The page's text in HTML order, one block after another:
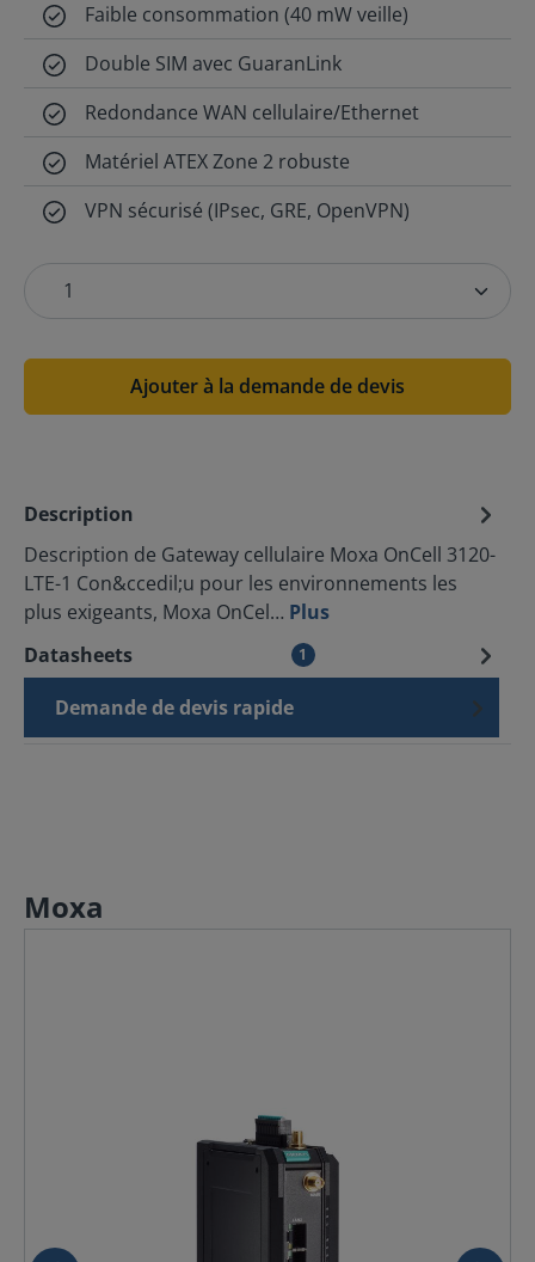
Faible consommation (40 mW veille)
Double SIM avec GuaranLink
Redondance WAN cellulaire/Ethernet
Matériel ATEX Zone 2 robuste
VPN sécurisé (IPsec, GRE, OpenVPN)
Ajouter à la demande de devis
Description
Description de Gateway cellulaire Moxa OnCell 3120-
LTE-1 Con&ccedil;u pour les environnements les
plus exigeants, Moxa OnCel… Plus
Datasheets
1
Demande de devis rapide
Moxa